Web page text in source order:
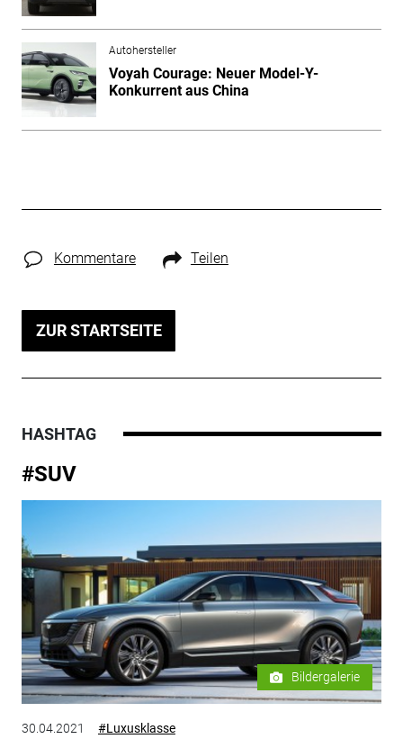
Autohersteller
Voyah Courage: Neuer Model-Y-
Konkurrent aus China
Kommentare Teilen
ZUR STARTSEITE
HASHTAG
#SUV
Bildergalerie
30.04.2021 #Luxusklasse